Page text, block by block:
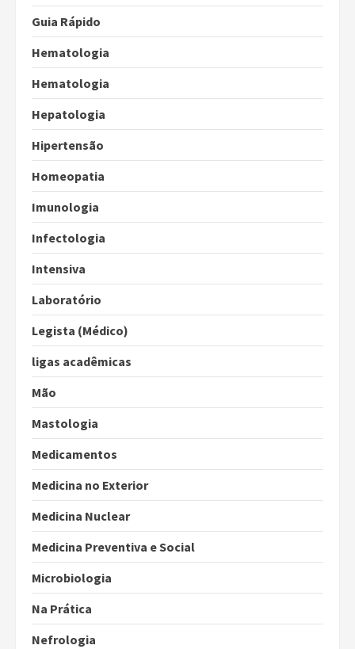
Guia Rápido
Hematologia
Hematologia
Hepatologia
Hipertensão
Homeopatia
Imunologia
Infectologia
Intensiva
Laboratório
Legista (Médico)
ligas acadêmicas
Mão
Mastologia
Medicamentos
Medicina no Exterior
Medicina Nuclear
Medicina Preventiva e Social
Microbiologia
Na Prática
Nefrologia